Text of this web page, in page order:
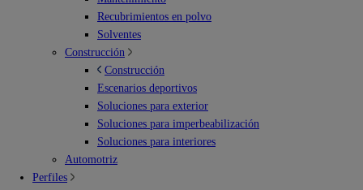
Recubrimientos en polvo
Solventes
Construcción
Construcción
Escenarios deportivos
Soluciones para exterior
Soluciones para imperbeabilización
Soluciones para interiores
Automotriz
Perfiles